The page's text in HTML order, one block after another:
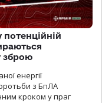
зброю
енергії
з БпЛА
кроком у праг